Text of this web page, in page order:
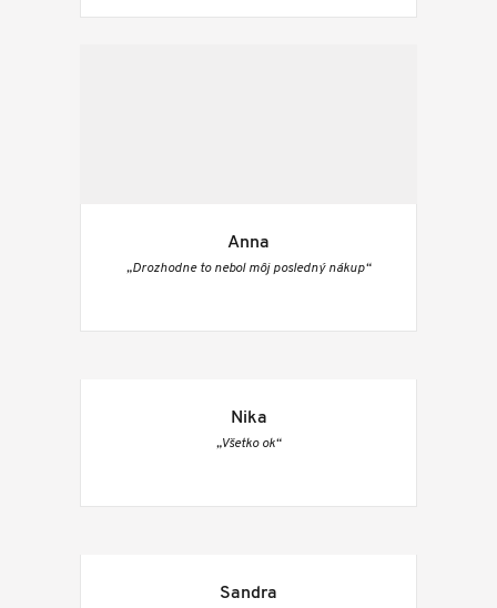
Anna
„Drozhodne to nebol môj posledný nákup“
Nika
„Všetko ok“
Sandra